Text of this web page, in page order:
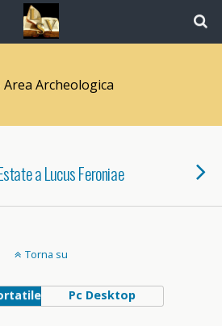
Area Archeologica
a Lucus Feroniae
Torna su
Pc Desktop